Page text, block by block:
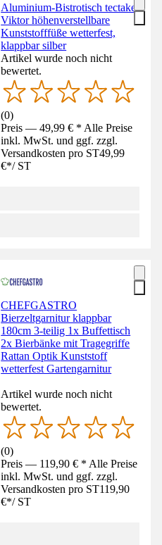
Aluminium-Bistrotisch tectake
Viktor höhenverstellbare
Kunststofffüße wetterfest,
klappbar silber
Artikel wurde noch nicht
bewertet.
(0)
Preis — 49,99 € * Alle Preise
inkl. MwSt. und ggf. zzgl.
Versandkosten pro ST49,99
€*/ ST
CHEFGASTRO
Bierzeltgarnitur klappbar
180cm 3-teilig 1x Buffettisch
2x Bierbänke mit Tragegriffe
Rattan Optik Kunststoff
wetterfest Gartengarnitur
Artikel wurde noch nicht
bewertet.
(0)
Preis — 119,90 € * Alle Preise
inkl. MwSt. und ggf. zzgl.
Versandkosten pro ST119,90
€*/ ST